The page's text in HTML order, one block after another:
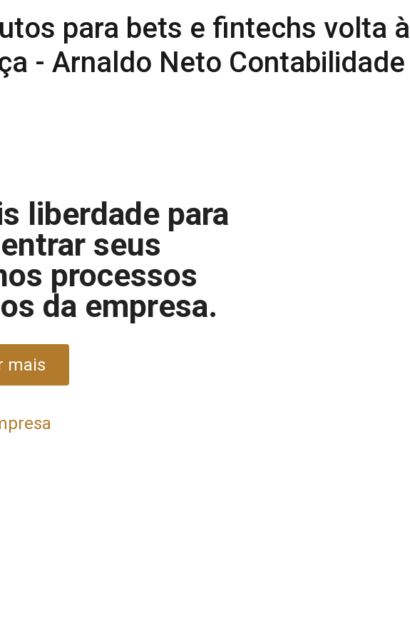
liberdade para
seus
processos
da empresa.
mais